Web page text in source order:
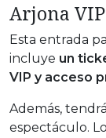
Arjona
Esta entrada
incluye un
VIP y acceso
Además,
espectáculo.